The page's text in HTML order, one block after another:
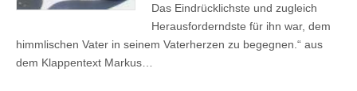
Das Eindrücklichste und zugleich
Herausforderndste für ihn war, dem
himmlischen Vater in seinem Vaterherzen zu begegnen.“ aus
dem Klappentext Markus…